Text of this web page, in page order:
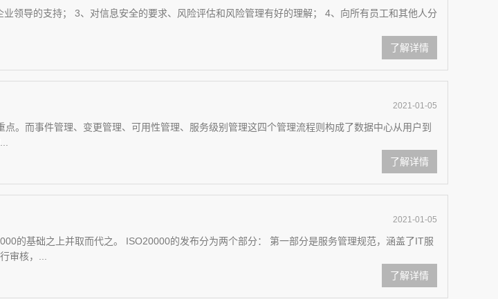
领导的支持； 3、对信息安全的要求、风险评估和风险管理有好的理解； 4、向所有员工和其他人分
了解详情
2021-01-05
。而事件管理、变更管理、可用性管理、服务级别管理这四个管理流程则构成了数据中心从用户到
了解详情
2021-01-05
的基础之上并取而代之。 ISO20000的发布分为两个部分： 第一部分是服务管理规范，涵盖了IT服
审核，...
了解详情